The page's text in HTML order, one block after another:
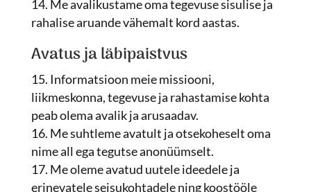
Me avalikustame oma tegevuse sisulise ja
rahalise aruande vähemalt kord aastas.
Avatus ja läbipaistvus
Informatsioon meie missiooni,
liikmeskonna, tegevuse ja rahastamise kohta
peab olema avalik ja arusaadav.
Me suhtleme avatult ja otsekoheselt oma
nime all ega tegutse anonüümselt.
Me oleme avatud uutele ideedele ja
erinevatele seisukohtadele ning koostööle